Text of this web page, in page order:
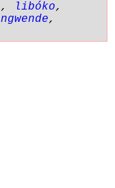
, libóko,
ngwende,